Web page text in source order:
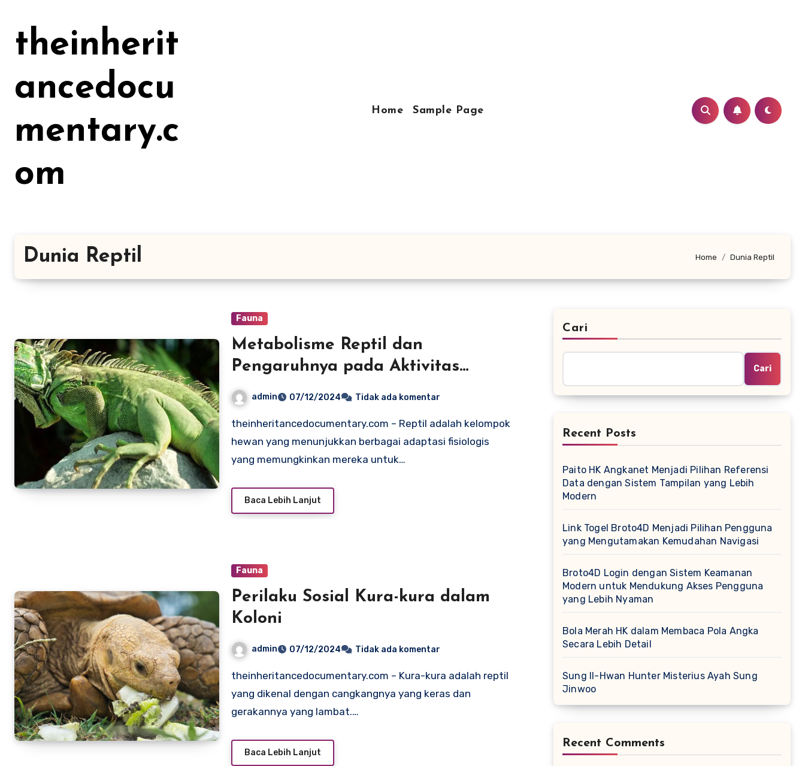
kontentheinherit
ancedocu
mentary.c
om
Home Sample Page
Dunia Reptil Home Dunia Reptil
Fauna
Metabolisme Reptil dan
Pengaruhnya pada Aktivitas
Harian
admin 07/12/2024 Tidak ada komentar
theinheritancedocumentary.com – Reptil adalah kelompok
hewan yang menunjukkan berbagai adaptasi fisiologis
yang memungkinkan mereka untuk…
Baca Lebih Lanjut
Fauna
Perilaku Sosial Kura-kura dalam
Koloni
admin 07/12/2024 Tidak ada komentar
theinheritancedocumentary.com – Kura-kura adalah reptil
yang dikenal dengan cangkangnya yang keras dan
gerakannya yang lambat.…
Baca Lebih Lanjut
Cari
Cari
Recent Posts
Paito HK Angkanet Menjadi Pilihan Referensi
Data dengan Sistem Tampilan yang Lebih
Modern
Link Togel Broto4D Menjadi Pilihan Pengguna
yang Mengutamakan Kemudahan Navigasi
Broto4D Login dengan Sistem Keamanan
Modern untuk Mendukung Akses Pengguna
yang Lebih Nyaman
Bola Merah HK dalam Membaca Pola Angka
Secara Lebih Detail
Sung Il-Hwan Hunter Misterius Ayah Sung
Jinwoo
Recent Comments